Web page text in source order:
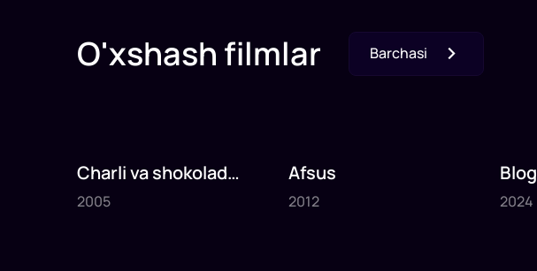
O'xshash filmlar Barchasi
2005
1x75
Charli va shokolad
fabrikasi
2005
2012
1x80
Afsus
2012
1x
2024